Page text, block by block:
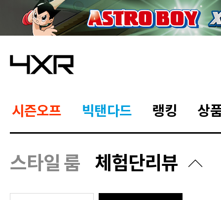
시즌오프 빅탠다드 랭킹 상
스타일 룸 체험단리뷰